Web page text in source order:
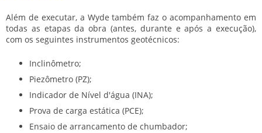
Além de executar, a Wyde também faz o acompanhamento em
todas as etapas da obra (antes, durante e após a execução),
com os seguintes instrumentos geotécnicos:
Inclinômetro;
Piezômetro (PZ);
Indicador de Nível d'água (INA);
Prova de carga estática (PCE);
Ensaio de arrancamento de chumbador;